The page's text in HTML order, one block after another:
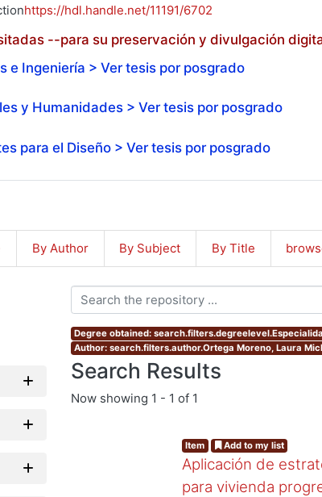
https://hdl.handle.net/11191/6702
--para su preservación y divulgación
e Ingeniería > Ver tesis por posgrado
y Humanidades > Ver tesis por posgrado
para el Diseño > Ver tesis por posgrado
By Author By Subject By Title
Degree obtained:
Author: search.filters.author.Ortega Moreno, Laura
Search Results
Now showing 1 - 1 of 1
Item Add to my list
Aplicación de
para vivienda